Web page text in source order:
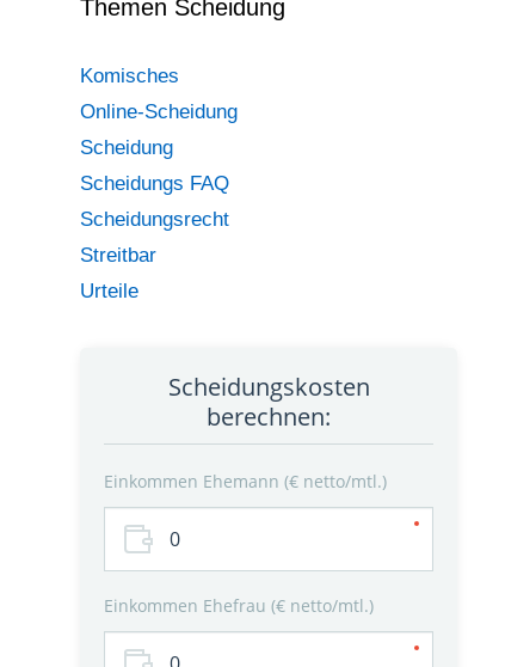
Themen Scheidung
Komisches
Online-Scheidung
Scheidung
Scheidungs FAQ
Scheidungsrecht
Streitbar
Urteile
Scheidungskosten
berechnen:
Einkommen Ehemann € netto/mtl.
Einkommen Ehefrau € netto/mtl.